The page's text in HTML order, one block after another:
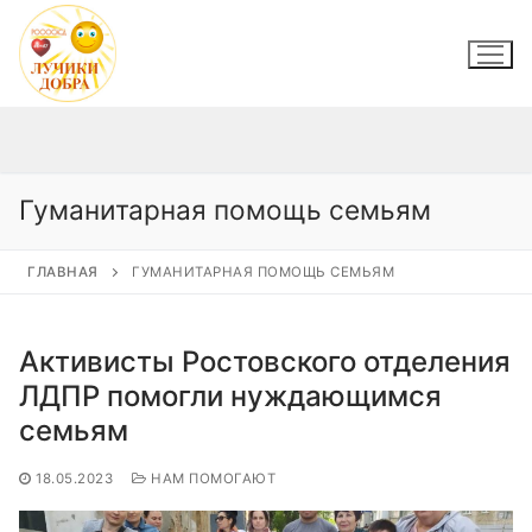
Перейти
содержимому
Гуманитарная помощь семьям
ГЛАВНАЯ ГУМАНИТАРНАЯ ПОМОЩЬ СЕМЬЯМ
Активисты Ростовского отделения
ЛДПР помогли нуждающимся
семьям
18.05.2023 НАМ ПОМОГАЮТ